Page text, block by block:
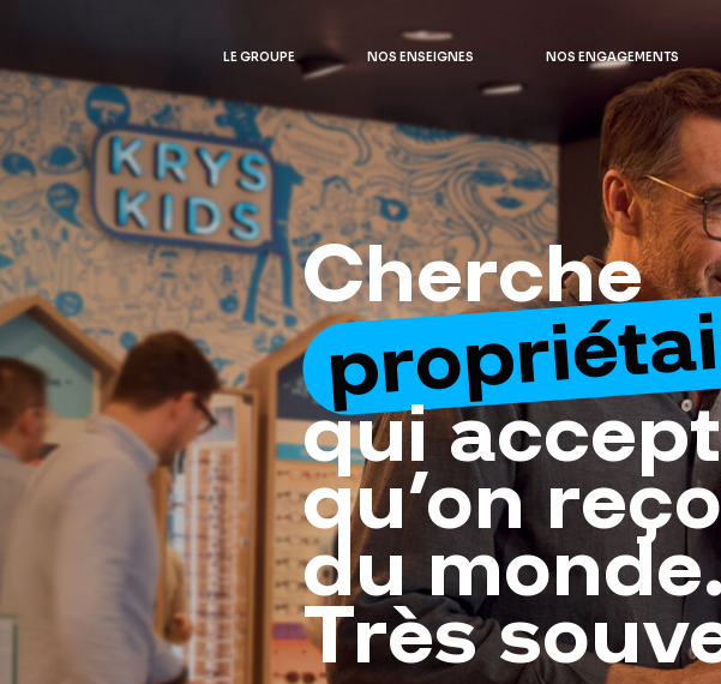
LE GROUPE NOS ENSEIGNES NOS ENGAGEMENTS
Cherche
qui
qu’on
du monde.
Très